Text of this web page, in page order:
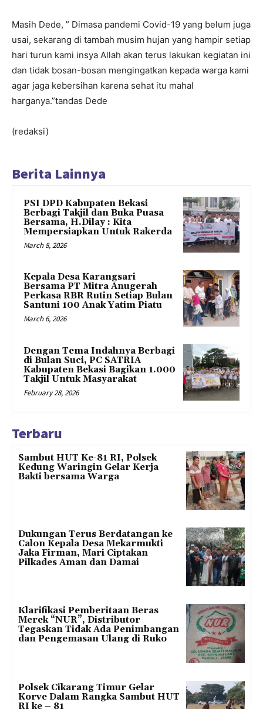
Masih Dede, ” Dimasa pandemi Covid-19 yang belum juga
usai, sekarang di tambah musim hujan yang hampir setiap
hari turun kami insya Allah akan terus lakukan kegiatan ini
dan tidak bosan-bosan mengingatkan kepada warga kami
agar jaga kebersihan karena sehat itu mahal
harganya.”tandas Dede
(redaksi)
Berita Lainnya
PSI DPD Kabupaten Bekasi
Berbagi Takjil dan Buka Puasa
Bersama, H.Dilay : Kita
Mempersiapkan Untuk Rakerda
March 8, 2026
Kepala Desa Karangsari
Bersama PT Mitra Anugerah
Perkasa RBR Rutin Setiap Bulan
Santuni 100 Anak Yatim Piatu
March 6, 2026
Dengan Tema Indahnya Berbagi
di Bulan Suci, PC SATRIA
Kabupaten Bekasi Bagikan 1.000
Takjil Untuk Masyarakat
February 28, 2026
Terbaru
Sambut HUT Ke-81 RI, Polsek
Kedung Waringin Gelar Kerja
Bakti bersama Warga
Dukungan Terus Berdatangan ke
Calon Kepala Desa Mekarmukti
Jaka Firman, Mari Ciptakan
Pilkades Aman dan Damai
Klarifikasi Pemberitaan Beras
Merek “NUR”, Distributor
Tegaskan Tidak Ada Penimbangan
dan Pengemasan Ulang di Ruko
Polsek Cikarang Timur Gelar
Korve Dalam Rangka Sambut HUT
RI ke – 81